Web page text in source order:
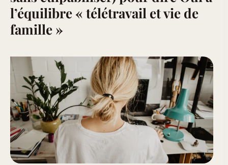
l’équilibre « télétravail et vie de
famille »